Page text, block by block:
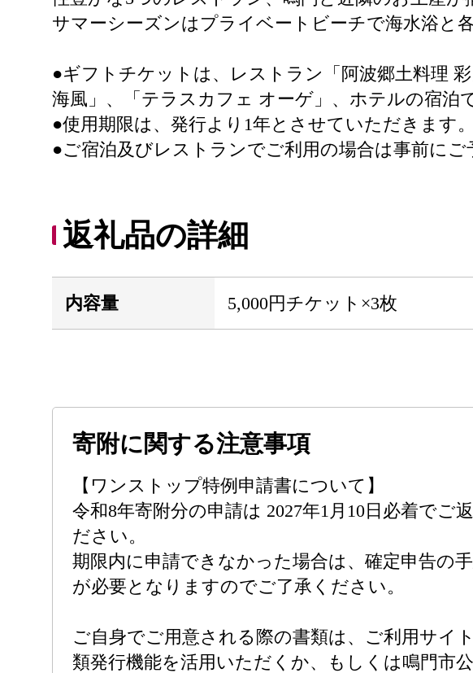
サマーシーズンはプライベートビーチで海水浴と
●ギフトチケットは、レストラン「阿波郷土料理
海風」、「テラスカフェ オーゲ」、ホテルの宿泊
●使用期限は、発行より1年とさせていただきます。
●ご宿泊及びレストランでご利用の場合は事前に
返礼品の詳細
内容量 5,000円チケット×3枚
寄附に関する注意事項
【ワンストップ特例申請書について】
令和8年寄附分の申請は 2027年1月10日必着でご返
ださい。
期限内に申請できなかった場合は、確定申告の
が必要となりますのでご了承ください。
ご自身でご用意される際の書類は、ご利用サイ
類発行機能を活用いただくか、もしくは鳴門市